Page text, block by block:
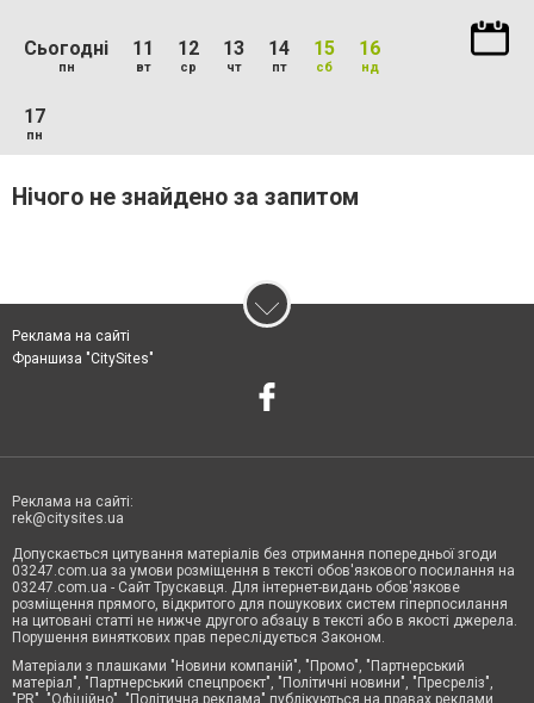
Сьогодні
пн
11
вт
12
ср
13
чт
14
пт
15
сб
16
нд
17
пн
Нічого не знайдено за запитом
Реклама на сайті
Франшиза "CitySites"
Реклама на сайті:
rek@citysites.ua
Допускається цитування матеріалів без отримання попередньої згоди
03247.com.ua за умови розміщення в тексті обов'язкового посилання на
03247.com.ua - Сайт Трускавця. Для інтернет-видань обов'язкове
розміщення прямого, відкритого для пошукових систем гіперпосилання
на цитовані статті не нижче другого абзацу в тексті або в якості джерела.
Порушення виняткових прав переслідується Законом.
Матеріали з плашками "Новини компаній", "Промо", "Партнерський
матеріал", "Партнерський спецпроєкт", "Політичні новини", "Пресреліз",
"PR", "Офіційно", "Політична реклама" публікуються на правах реклами.